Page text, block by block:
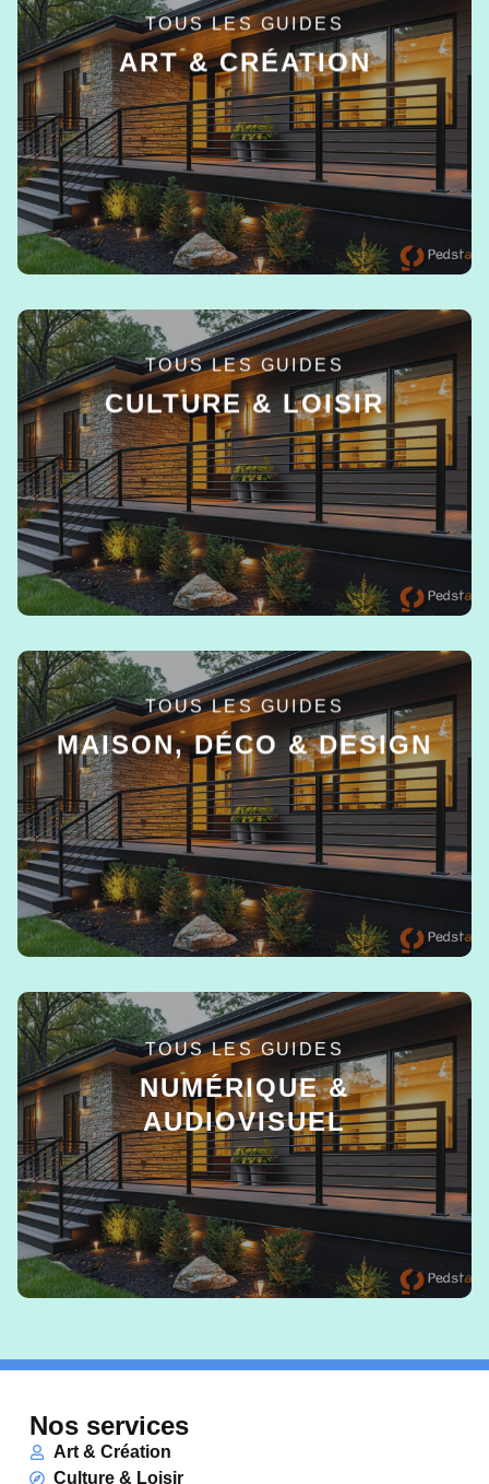
TOUS LES GUIDES
ART & CRÉATION
EN SAVOIR +
TOUS LES GUIDES
CULTURE & LOISIR
EN SAVOIR +
TOUS LES GUIDES
MAISON, DÉCO & DESIGN
EN SAVOIR +
TOUS LES GUIDES
NUMÉRIQUE &
AUDIOVISUEL
EN SAVOIR +
Nos services
Art & Création
Culture & Loisir